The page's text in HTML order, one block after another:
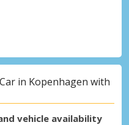
in Kopenhagen with
vehicle availability